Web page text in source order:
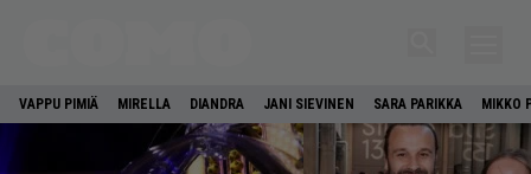
VAPPU PIMIÄ MIRELLA DIANDRA JANI SIEVINEN SARA PARIKKA MIKKO